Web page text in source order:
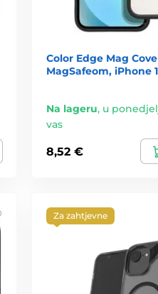
Color Edge Mag
MagSafeom, iPhone
Na lageru, u
vas
8,52 €
Za zahtjevne